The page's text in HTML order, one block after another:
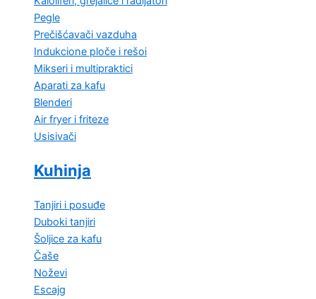
Pegle
Prečišćavači vazduha
Indukcione ploče i rešoi
Mikseri i multipraktici
Aparati za kafu
Blenderi
Air fryer i friteze
Usisivači
Kuhinja
Tanjiri i posuđe
Duboki tanjiri
Šoljice za kafu
Čaše
Noževi
Escajg